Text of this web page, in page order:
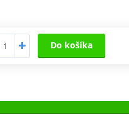
Do košíka